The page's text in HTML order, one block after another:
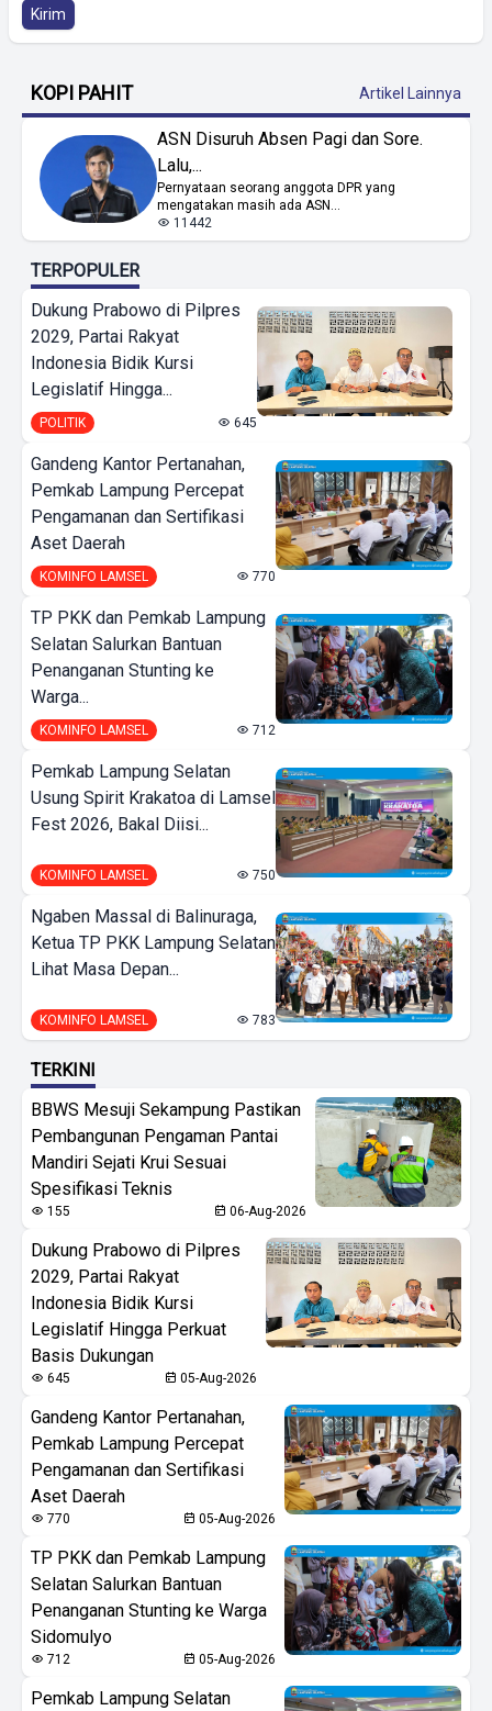
Kirim
KOPI PAHIT Artikel Lainnya
ASN Disuruh Absen Pagi dan Sore.
Lalu,...
Pernyataan seorang anggota DPR yang
mengatakan masih ada ASN...
11442
TERPOPULER
Dukung Prabowo di Pilpres
2029, Partai Rakyat
Indonesia Bidik Kursi
Legislatif Hingga...
POLITIK 645
Gandeng Kantor Pertanahan,
Pemkab Lampung Percepat
Pengamanan dan Sertifikasi
Aset Daerah
KOMINFO LAMSEL 770
TP PKK dan Pemkab Lampung
Selatan Salurkan Bantuan
Penanganan Stunting ke
Warga...
KOMINFO LAMSEL 712
Pemkab Lampung Selatan
Usung Spirit Krakatoa di Lamsel
Fest 2026, Bakal Diisi...
KOMINFO LAMSEL 750
Ngaben Massal di Balinuraga,
Ketua TP PKK Lampung Selatan
Lihat Masa Depan...
KOMINFO LAMSEL 783
TERKINI
BBWS Mesuji Sekampung Pastikan
Pembangunan Pengaman Pantai
Mandiri Sejati Krui Sesuai
Spesifikasi Teknis
155 06-Aug-2026
Dukung Prabowo di Pilpres
2029, Partai Rakyat
Indonesia Bidik Kursi
Legislatif Hingga Perkuat
Basis Dukungan
645 05-Aug-2026
Gandeng Kantor Pertanahan,
Pemkab Lampung Percepat
Pengamanan dan Sertifikasi
Aset Daerah
770 05-Aug-2026
TP PKK dan Pemkab Lampung
Selatan Salurkan Bantuan
Penanganan Stunting ke Warga
Sidomulyo
712 05-Aug-2026
Pemkab Lampung Selatan